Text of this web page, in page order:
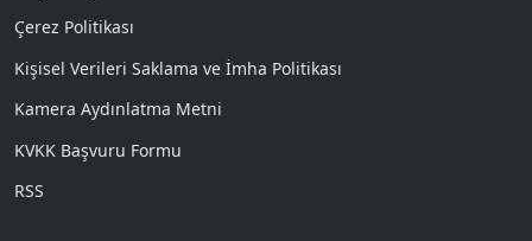
Çerez Politikası
Kişisel Verileri Saklama ve İmha Politikası
Kamera Aydınlatma Metni
KVKK Başvuru Formu
RSS